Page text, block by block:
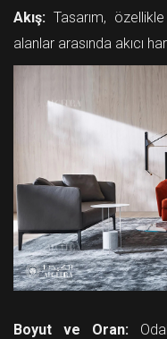
Akış:Tasarım,
alanlar arasında akıcı
Boyut ve Oran: